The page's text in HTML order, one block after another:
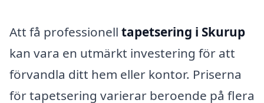
Att få professionell tapetsering i Skurup
kan vara en utmärkt investering för att
förvandla ditt hem eller kontor. Priserna
för tapetsering varierar beroende på flera